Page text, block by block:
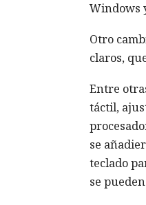
Windows
Otro
claros,
Entre
táctil,
se
teclado
se